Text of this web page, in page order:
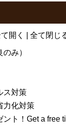
開く 全て閉じ
み）
ス対策
力化対策
ト！Get a free